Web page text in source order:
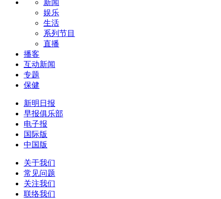
新闻
娱乐
生活
系列节目
直播
播客
互动新闻
专题
保健
新明日报
早报俱乐部
电子报
国际版
中国版
关于我们
常见问题
关注我们
联络我们